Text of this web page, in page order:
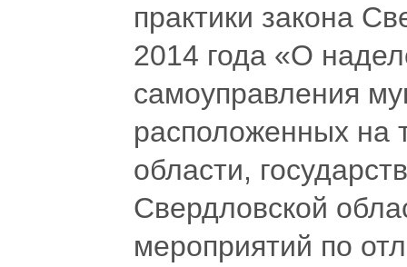
практики закона
2014 года «О
самоуправления
расположенных на
области,
Свердловской
мероприятий по